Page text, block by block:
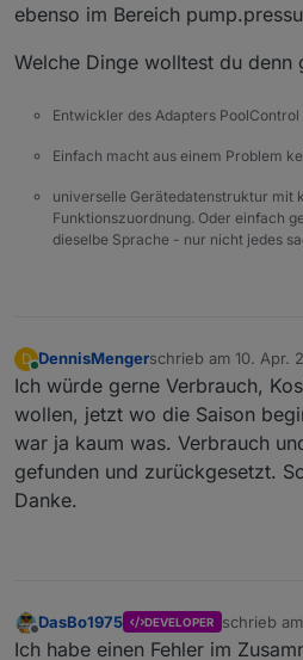
ebenso im Bereich
Welche Dinge wolltest du denn
Entwickler des Adapters
Einfach macht aus einem Problem
universelle Gerätedatenstruktur mit
Funktionszuordnung. Oder einfach
dieselbe Sprache - nur nicht jedes
D
Online
DennisMengerschrieb am 10. Apr.
zuletzt editiert von
Ich würde gerne Verbrauch,
wollen, jetzt wo die Saison
war ja kaum was. Verbrauch
gefunden und zurückgesetzt.
Danke.
Offline
DasBo1975 DEVELOPER schrieb am
zuletzt
Ich habe einen Fehler im